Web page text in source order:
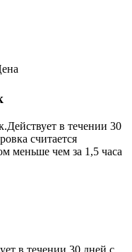
в течении 30
считается
меньше чем за 1,5 часа
в течении 30 дней с